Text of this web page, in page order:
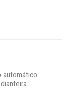
automático